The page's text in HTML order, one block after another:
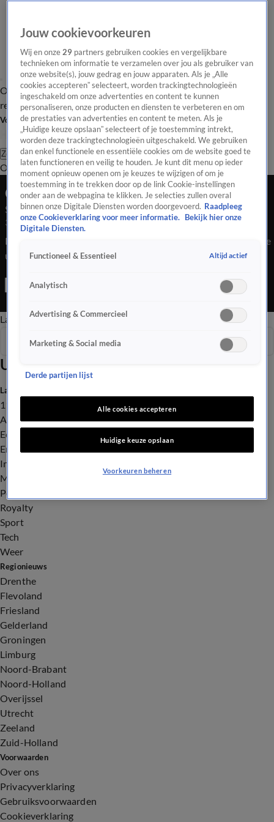
Overzicht Laatste nieuws Regionieuws Het beste van Hart
Tip de
redactie
Volg Hart van Nederland
Zoeken
OverzichtRegioUitzendingenWeerTip de redactiePanelVideo's
Ochtend Editie
Seizoen 2026, aflevering 523
3 feb, 10:00
Bekijk aflevering 523 van Hart van Nederland - Ochtend Editie
uit seizoen 2026 hier. Deze aflevering is uitgezonden op 3
Editie is een Nieuws programma
Late EditieOchtend EditieVroege Editie
Uitzendingen
Seizoen 2026
Laatste nieuws
112
Advies & Tips
Economie
Entertainment
Infrastructuur
Milieu en Gezondheid
Politiek
Royalty
Sport
Tech
Weer
Regionieuws
Drenthe
Flevoland
Friesland
Gelderland
Groningen
Limburg
Noord-Brabant
Noord-Holland
Overijssel
Utrecht
Zeeland
Zuid-Holland
Voorwaarden
Over ons
Privacyverklaring
Gebruiksvoorwaarden
Cookieverklaring
Jouw cookievoorkeuren
Wij en onze29 partners gebruiken cookies en vergelijkbare
technieken om informatie te verzamelen over jou als gebruiker van
onze website(s), jouw gedrag en jouw apparaten. Als je „Alle
cookies accepteren” selecteert, worden trackingtechnologieën
ingeschakeld om onze advertenties en content te kunnen
personaliseren, onze producten en diensten te verbeteren en om
de prestaties van advertenties en content te meten. Als je
„Huidige keuze opslaan” selecteert of je toestemming intrekt,
worden deze trackingtechnologieën uitgeschakeld. We gebruiken
dan enkel functionele en essentiële cookies om de website goed te
laten functioneren en veilig te houden. Je kunt dit menu op ieder
moment opnieuw openen om je keuzes te wijzigen of om je
toestemming in te trekken door op de link Cookie-instellingen
onder aan de webpagina te klikken. Je selecties zullen overal
binnen onze Digitale Diensten worden doorgevoerd. Raadpleeg
onze Cookieverklaring voor meer informatie.
Bekijk hier onze
Digitale Diensten.
Functioneel & Essentieel Altijd actief
Analytisch
Advertising & Commercieel
Marketing & Social media
Derde partijen lijst
Alle cookies accepteren
Huidige keuze opslaan
Voorkeuren beheren